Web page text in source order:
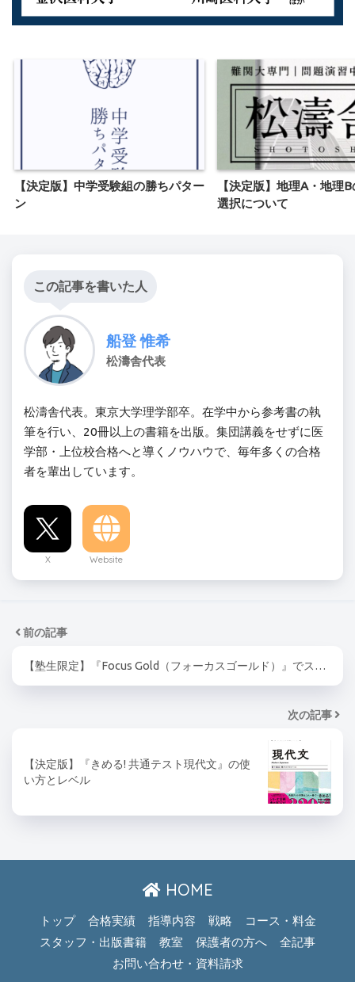
【決定版】中学受験組の勝ちパター
ン
【決定版】地理A・地理
選択について
この記事を書いた人
船登 惟希
松濤舎代表
松濤舎代表。東京大学理学部卒。在学中から参考書の執
筆を行い、20冊以上の書籍を出版。集団講義をせずに医
学部・上位校合格へと導くノウハウで、毎年多くの合格
者を輩出しています。
X Website
前の記事
【塾生限定】『Focus Gold（フォーカスゴールド）』でス…
次の記事
【決定版】『きめる! 共通テスト現代文』の使
い方とレベル
HOME
トップ 合格実績 指導内容 戦略
コース・料金
スタッフ・出版書籍
教室 保護者の方へ
全記事
お問い合わせ・資料請求